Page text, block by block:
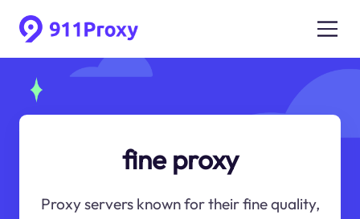
fine proxy
Proxy servers known for their fine quality,